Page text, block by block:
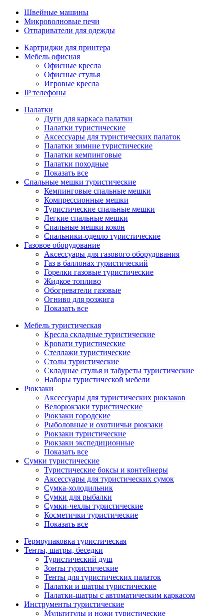
Швейные машины
Микроволновые печи
Отпариватели для одежды
Картриджи для принтера
Мебель офисная
Офисные кресла
Офисные стулья
Игровые кресла
IP телефоны
Палатки
Дуги для каркаса палатки
Палатки туристические
Аксессуары для туристических палаток
Палатки зимние туристические
Палатки кемпинговые
Палатки походные
Показать все
Спальные мешки туристические
Кемпинговые спальные мешки
Компрессионные мешки
Туристические спальные мешки
Легкие спальные мешки
Спальные мешки кокон
Спальники-одеяло туристические
Газовое оборудование
Аксессуары для газового оборудования
Газ в баллонах туристический
Горелки газовые туристические
Жидкое топливо
Обогреватели газовые
Огниво для розжига
Показать все
Мебель туристическая
Кресла складные туристические
Кровати туристические
Стеллажи туристические
Столы туристические
Складные стулья и табуреты туристические
Наборы туристической мебели
Рюкзаки
Аксессуары для туристических рюкзаков
Велорюкзаки туристические
Рюкзаки городские
Рыболовные и охотничьи рюкзаки
Рюкзаки туристические
Рюкзаки экспедиционные
Показать все
Сумки туристические
Туристические боксы и контейнеры
Аксессуары для туристических сумок
Сумка-холодильник
Сумки для рыбалки
Сумки-чехлы туристические
Косметички туристические
Показать все
Гермоупаковка туристическая
Тенты, шатры, беседки
Туристический душ
Зонты туристические
Тенты для туристических палаток
Палатки и шатры туристические
Палатки-шатры с автоматическим каркасом
Инструменты туристические
Мультитулы и ножи туристические